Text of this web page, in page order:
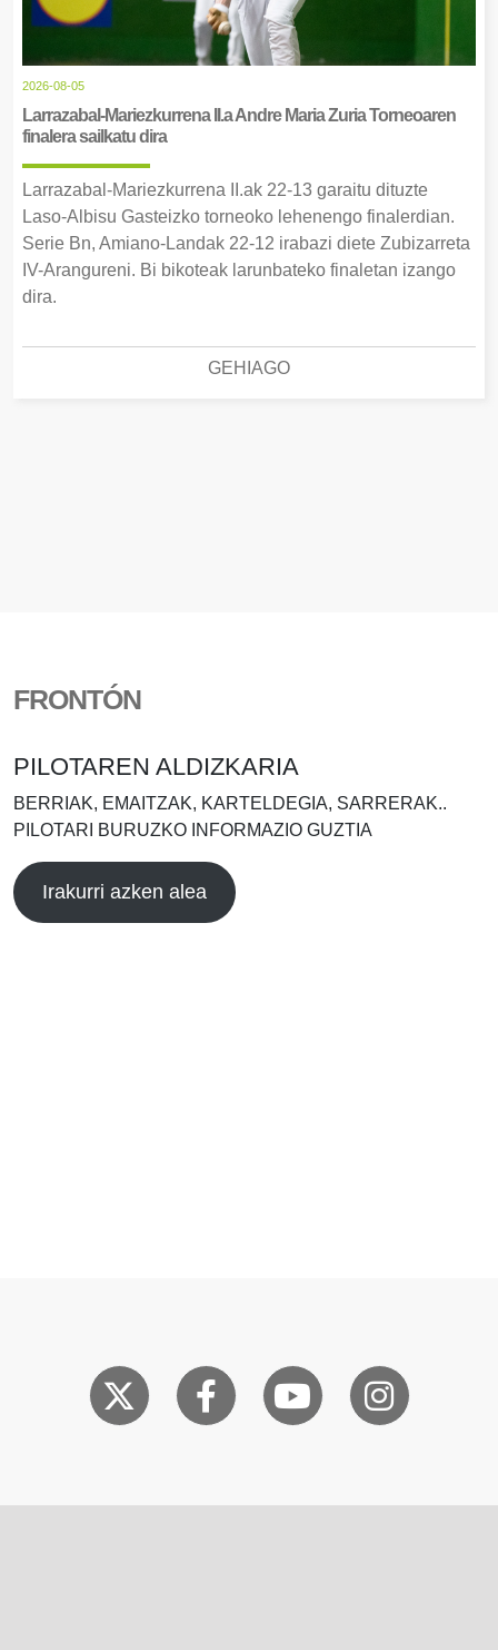
2026-08-05
Larrazabal-Mariezkurrena II.a Andre Maria Zuria Torneoaren
finalera sailkatu dira
Larrazabal-Mariezkurrena II.ak 22-13 garaitu dituzte
Laso-Albisu Gasteizko torneoko lehenengo finalerdian.
Serie Bn, Amiano-Landak 22-12 irabazi diete Zubizarreta
IV-Arangureni. Bi bikoteak larunbateko finaletan izango
dira.
GEHIAGO
FRONTÓN
PILOTAREN ALDIZKARIA
BERRIAK, EMAITZAK, KARTELDEGIA, SARRERAK..
PILOTARI BURUZKO INFORMAZIO GUZTIA
Irakurri azken alea